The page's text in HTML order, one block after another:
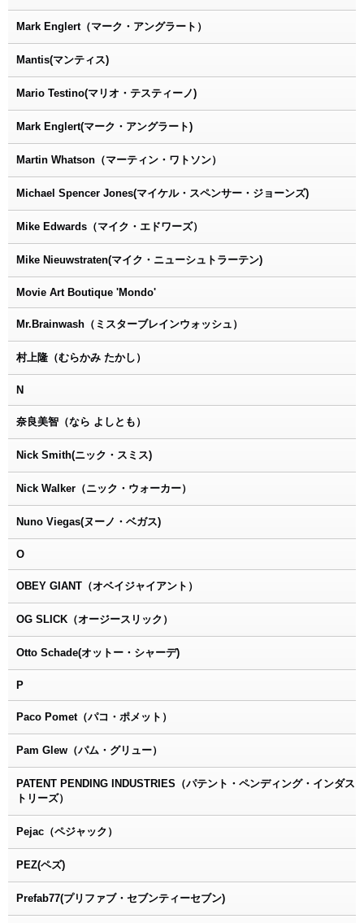
Mark Englert（マーク・アングラート）
Mantis(マンティス)
Mario Testino(マリオ・テスティーノ)
Mark Englert(マーク・アングラート)
Martin Whatson（マーティン・ワトソン）
Michael Spencer Jones(マイケル・スペンサー・ジョーンズ)
Mike Edwards（マイク・エドワーズ）
Mike Nieuwstraten(マイク・ニューシュトラーテン)
Movie Art Boutique 'Mondo'
Mr.Brainwash（ミスターブレインウォッシュ）
村上隆（むらかみ たかし）
N
奈良美智（なら よしとも）
Nick Smith(ニック・スミス)
Nick Walker（ニック・ウォーカー）
Nuno Viegas(ヌーノ・ベガス)
O
OBEY GIANT（オベイジャイアント）
OG SLICK（オージースリック）
Otto Schade(オットー・シャーデ)
P
Paco Pomet（パコ・ポメット）
Pam Glew（パム・グリュー）
PATENT PENDING INDUSTRIES（パテント・ペンディング・インダス
トリーズ）
Pejac（ペジャック）
PEZ(ペズ)
Prefab77(プリファブ・セブンティーセブン)